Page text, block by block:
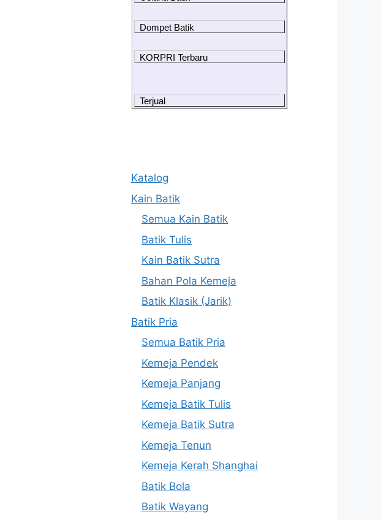
Dompet Batik
KORPRI Terbaru
Terjual
Katalog
Kain Batik
Semua Kain Batik
Batik Tulis
Kain Batik Sutra
Bahan Pola Kemeja
Batik Klasik (Jarik)
Batik Pria
Semua Batik Pria
Kemeja Pendek
Kemeja Panjang
Kemeja Batik Tulis
Kemeja Batik Sutra
Kemeja Tenun
Kemeja Kerah Shanghai
Batik Bola
Batik Wayang